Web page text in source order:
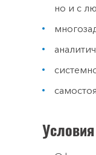
но и с
Условия